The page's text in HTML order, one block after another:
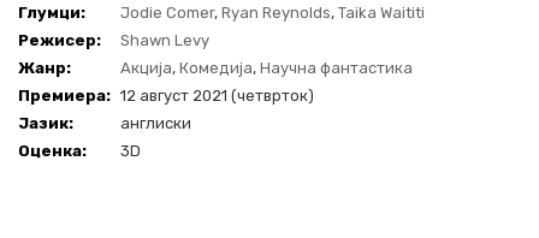
Глумци: Jodie Comer, Ryan Reynolds, Taika Waititi
Режисер:
Shawn Levy
Жанр:
Акција, Комедија, Научна фантастика
Премиера: 12 август 2021 (четврток)
Јазик:
англиски
Оценка:
3D